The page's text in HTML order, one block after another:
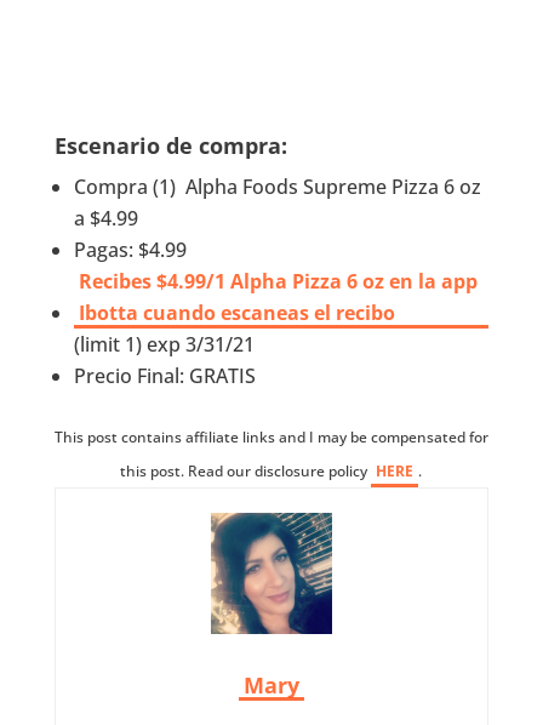
Escenario de compra:
Compra (1) Alpha Foods Supreme Pizza 6 oz
a $4.99
Pagas: $4.99
Recibes $4.99/1 Alpha Pizza 6 oz en la app
Ibotta cuando escaneas el recibo
(limit 1) exp 3/31/21
Precio Final: GRATIS
This post contains affiliate links and I may be compensated for
this post. Read our disclosure policy HERE .
Mary